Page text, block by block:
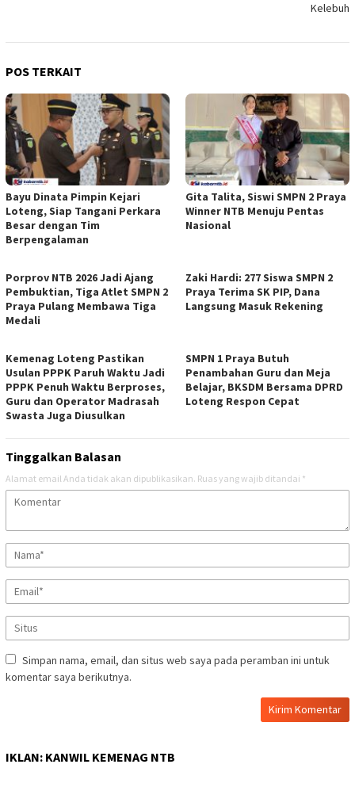
Kelebuh
POS TERKAIT
Bayu Dinata Pimpin Kejari
Loteng, Siap Tangani Perkara
Besar dengan Tim
Berpengalaman
Gita Talita, Siswi SMPN 2 Praya
Winner NTB Menuju Pentas
Nasional
Porprov NTB 2026 Jadi Ajang
Pembuktian, Tiga Atlet SMPN 2
Praya Pulang Membawa Tiga
Medali
Zaki Hardi: 277 Siswa SMPN 2
Praya Terima SK PIP, Dana
Langsung Masuk Rekening
Kemenag Loteng Pastikan
Usulan PPPK Paruh Waktu Jadi
PPPK Penuh Waktu Berproses,
Guru dan Operator Madrasah
Swasta Juga Diusulkan
SMPN 1 Praya Butuh
Penambahan Guru dan Meja
Belajar, BKSDM Bersama DPRD
Loteng Respon Cepat
Tinggalkan Balasan
Alamat email Anda tidak akan dipublikasikan. Ruas yang wajib ditandai *
Simpan nama, email, dan situs web saya pada peramban ini untuk
komentar saya berikutnya.
IKLAN: KANWIL KEMENAG NTB